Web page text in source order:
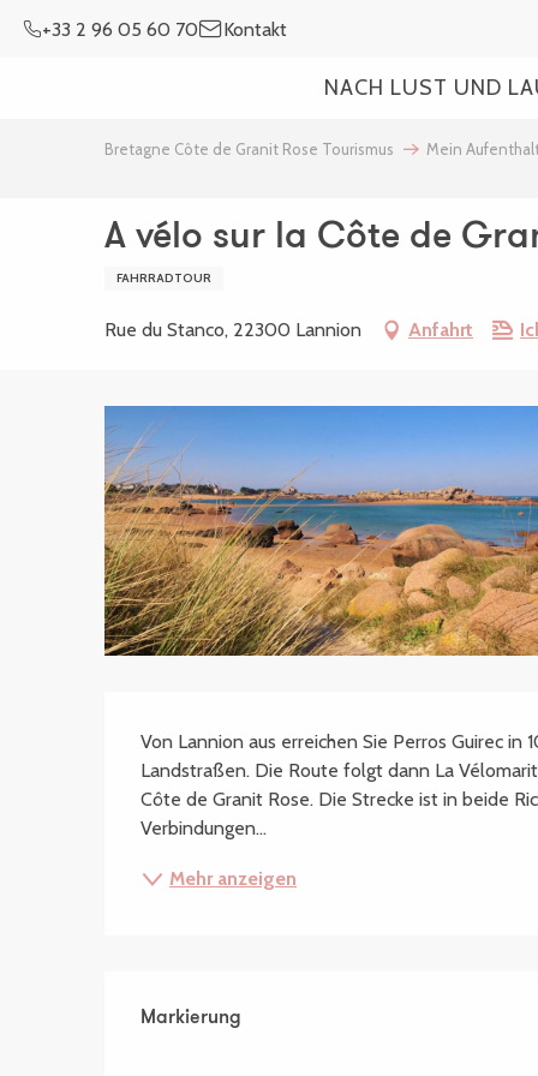
+33 2 96 05 60 70 Kontakt
NACH LUST UND
Bretagne Côte de Granit Rose Tourismus Mein
A vélo sur la Côte de
FAHRRADTOUR
Rue du Stanco, 22300 Lannion Anfahrt
Beschreibung
Von Lannion aus erreichen Sie Perros Guirec in
Landstraßen. Die Route folgt dann La
Côte de Granit Rose. Die Strecke ist in beide
Verbindungen...
Mehr anzeigen
Markierung